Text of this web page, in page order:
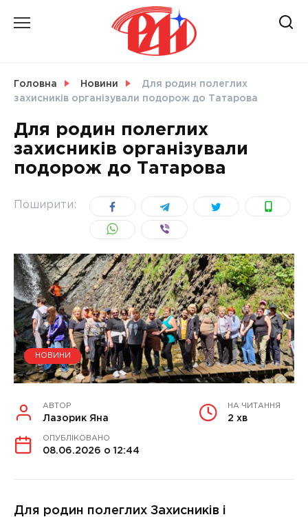
Головна Новини
Для родин полеглих
захисників організували подорож до Татарова
Для родин полеглих
захисників організували
подорож до Татарова
Поширити:
НОВИНИ
АВТОР
Лазорик Яна
НА ЧИТАННЯ
2 хв
ОПУБЛІКОВАНО
08.06.2026 о 12:44
Для родин полеглих Захисників і